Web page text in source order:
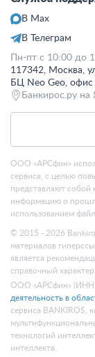
В Max
В Телеграм
Пн-пт с 10:00 до
117342, Москва,
БЦ Neo Geo, офис
Банкирос.ру на
ООО «АРСфин»
сервиса, с целью
представляют
информацию о
использованием
© 2015 - 2026
материалов
является
справочный характер.
ООО «АРСфин» (ИНН
деятельность в
сервиса BANKIROS,
технологий
интеллекта.